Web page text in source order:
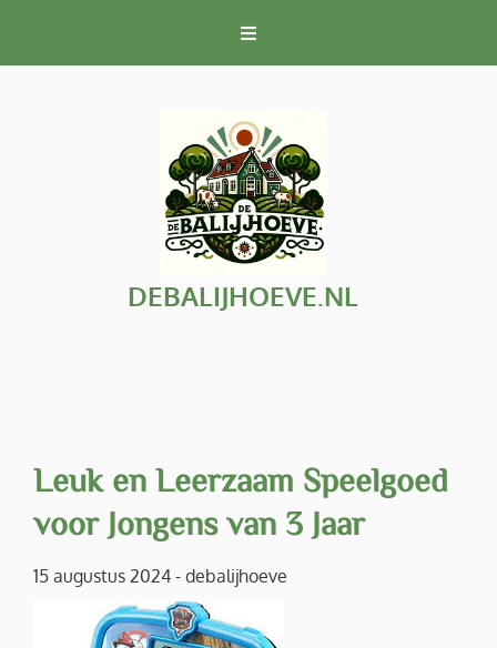
inhoud
DEBALIJHOEVE.NL
Leuk en Leerzaam Speelgoed
voor Jongens van 3 Jaar
15 augustus 2024 - debalijhoeve